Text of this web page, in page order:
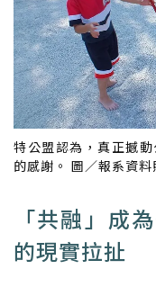
特公盟認為，真正撼
的感謝。 圖／報系資料
「共融」成
的現實拉扯